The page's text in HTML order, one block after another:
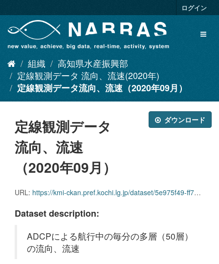
キ
ログイン
組織
高知県水産振興部
定線観測データ 流向、流速(2020年)
定線観測データ流向、流速（2020年09月）
ダウンロード
定線観測データ
流向、流速
（2020年09月）
URL: https://kmi-ckan.pref.kochi.lg.jp/dataset/5e975f49-ff76-497d-90dc-ba4cc8f02d56/resource/319505ee-225a-47d7-8270-f23a09690ebd/download/teisenkansokudataryuukou_ryuusoku2020-09.zip
Dataset description:
ADCPによる航行中の毎分の多層（50層）
の流向、流速